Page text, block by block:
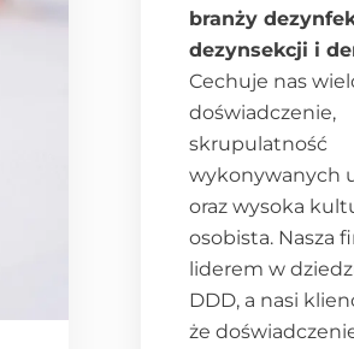
branży
dezynsekcji i
Cechuje nas
doświadczenie,
skrupulatność
wykonywanych
oraz wysoka
osobista. Nasza
liderem w
DDD, a nasi
że